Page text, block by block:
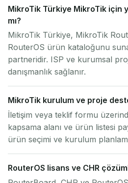
MikroTik Türkiye MikroTik için
mı?
MikroTik Türkiye, MikroTik
RouterOS ürün kataloğunu
partneridir. ISP ve kurumsal
danışmanlık sağlanır.
MikroTik kurulum ve proje
İletişim veya teklif formu
kapsama alanı ve ürün listesi
ürün seçimi ve kurulum
RouterOS lisans ve CHR